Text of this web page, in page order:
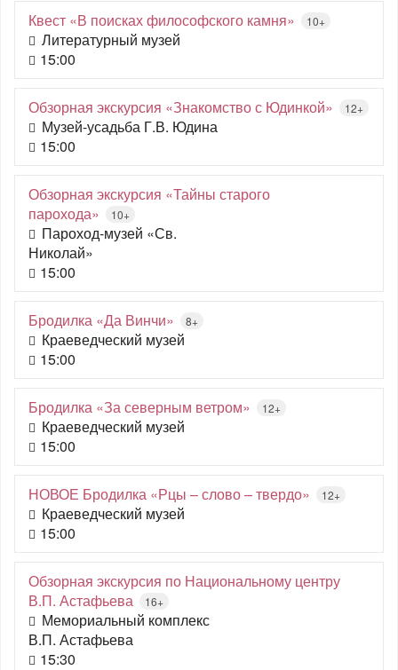
Квест «В поисках философского камня» 10+
Литературный музей
15:00
Обзорная экскурсия «Знакомство с Юдинкой» 12+
Музей-усадьба Г.В. Юдина
15:00
Обзорная экскурсия «Тайны старого
парохода»
10+
Пароход-музей «Св.
Николай»
15:00
Бродилка «Да Винчи» 8+
Краеведческий музей
15:00
Бродилка «За северным ветром» 12+
Краеведческий музей
15:00
НОВОЕ Бродилка «Рцы – слово – твердо» 12+
Краеведческий музей
15:00
Обзорная экскурсия по Национальному центру
В.П. Астафьева
16+
Мемориальный комплекс
В.П. Астафьева
15:30